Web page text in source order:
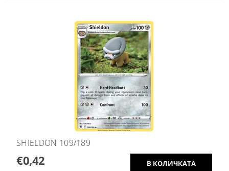
SHIELDON 109/189
€0,42